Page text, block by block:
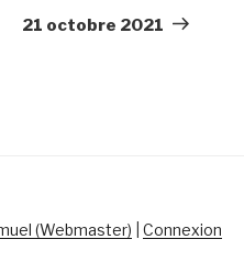
suivant
21 octobre 2021
(Webmaster) Connexion